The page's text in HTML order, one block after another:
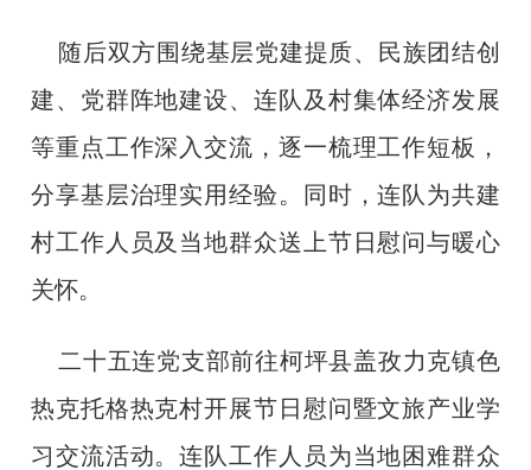
随后双方围绕基层党建提质、民族团结创
建、党群阵地建设、连队及村集体经济发展
等重点工作深入交流，逐一梳理工作短板，
分享基层治理实用经验。同时，连队为共建
村工作人员及当地群众送上节日慰问与暖心
关怀。
二十五连党支部前往柯坪县盖孜力克镇色
热克托格热克村开展节日慰问暨文旅产业学
习交流活动。连队工作人员为当地困难群众